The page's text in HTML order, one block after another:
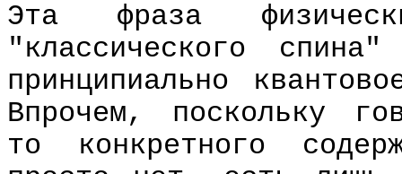
Эта фраза
"классического
принципиально
Впрочем, поскольку
то конкретного